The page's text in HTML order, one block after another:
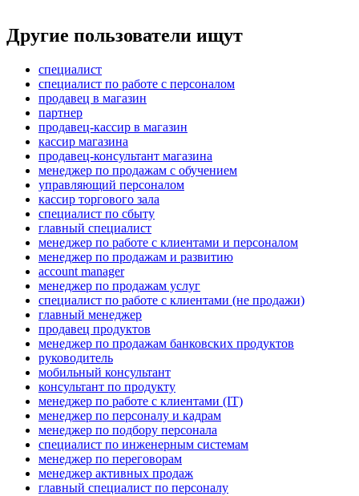
Другие пользователи ищут
специалист
специалист по работе с персоналом
продавец в магазин
партнер
продавец-кассир в магазин
кассир магазина
продавец-консультант магазина
менеджер по продажам с обучением
управляющий персоналом
кассир торгового зала
специалист по сбыту
главный специалист
менеджер по работе с клиентами и персоналом
менеджер по продажам и развитию
account manager
менеджер по продажам услуг
специалист по работе с клиентами (не продажи)
главный менеджер
продавец продуктов
менеджер по продажам банковских продуктов
руководитель
мобильный консультант
консультант по продукту
менеджер по работе с клиентами (IT)
менеджер по персоналу и кадрам
менеджер по подбору персонала
специалист по инженерным системам
менеджер по переговорам
менеджер активных продаж
главный специалист по персоналу